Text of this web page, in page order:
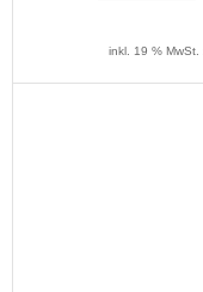
inkl. 19 % MwSt.